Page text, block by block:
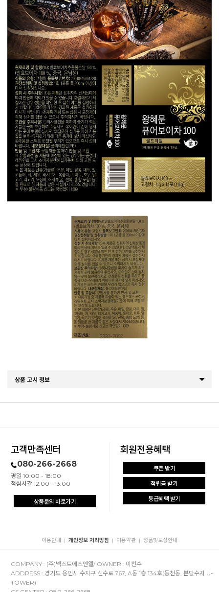
상품 고시 정보
고객만족센터
080-266-2668
평일 10:00 - 18:00
점심시간 12:00 - 13:00
상품문의 바로가기
회원전용혜택
쿠폰 받기
적립금 받기
등급혜택 받기
이용안내 | 개인정보 처리방침 | 이용약관 | 정품및보상안내
COMPANY : (주)넥스트에스엔엘/ OWNER : 이천수
ADDRESS : 경기도 용인시 수지구 신수로 767, A동 1층 134호(동천동, 분당수지 U-
TOWER)